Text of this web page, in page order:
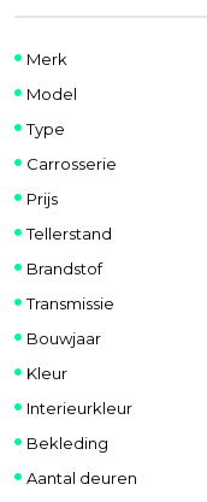
Merk
Model
Type
Carrosserie
Prijs
Tellerstand
Brandstof
Transmissie
Bouwjaar
Kleur
Interieurkleur
Bekleding
Aantal deuren